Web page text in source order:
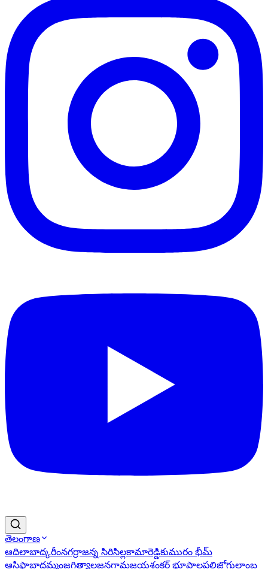
తెలంగాణ
ఆదిలాబాద్కరీంనగర్రాజన్న సిరిసిల్లకామారెడ్డికుమురం భీమ్
ఆసిఫాబాద్ఖమ్మంజగిత్యాలజనగామజయశంకర్ భూపాలపల్లిజోగులాంబ